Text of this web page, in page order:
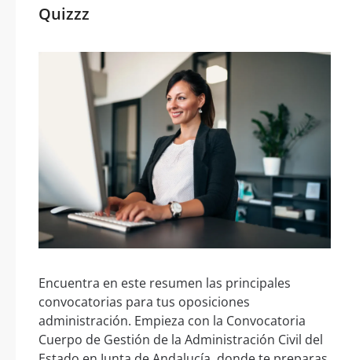
Quizzz
Encuentra en este resumen las principales
convocatorias para tus oposiciones
administración. Empieza con la Convocatoria
Cuerpo de Gestión de la Administración Civil del